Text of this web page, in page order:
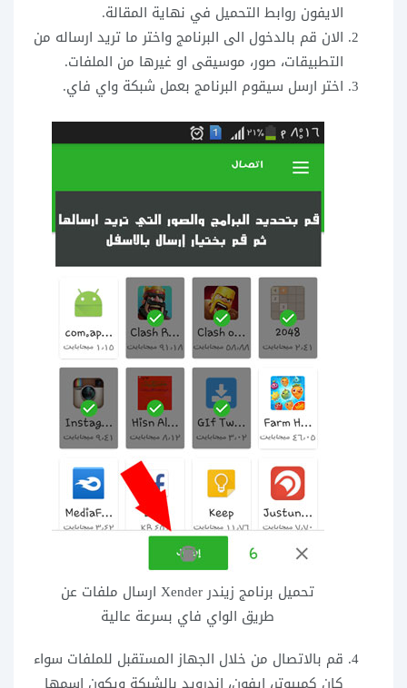
الايفون روابط التحميل في نهاية المقالة.
الان قم بالدخول الى البرنامج واختر ما تريد ارساله من
التطبيقات، صور، موسيقى او غيرها من الملفات.
اختر ارسل سيقوم البرنامج بعمل شبكة واي فاي.
تحميل برنامج زيندر Xender ارسال ملفات عن
طريق الواي فاي بسرعة عالية
قم بالاتصال من خلال الجهاز المستقبل للملفات سواء